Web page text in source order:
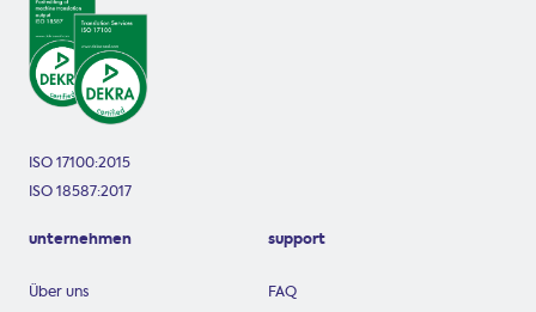
ISO 17100:2015
ISO 18587:2017
unternehmen
Über uns
support
FAQ